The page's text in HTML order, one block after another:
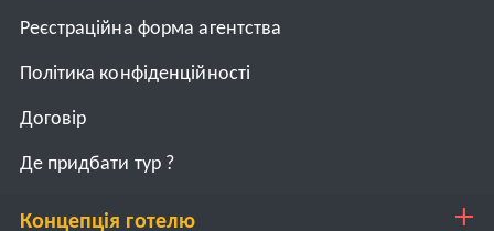
Реєстраційна форма агентства
Політика конфіденційності
Договiр
Де придбати тур ?
Концепція готелю